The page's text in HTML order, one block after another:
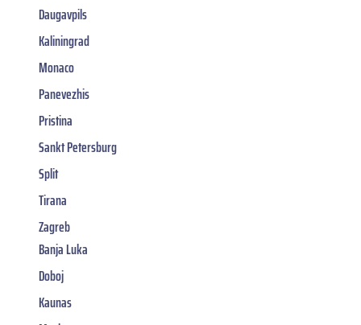
Daugavpils
Kaliningrad
Monaco
Panevezhis
Pristina
Sankt Petersburg
Split
Tirana
Zagreb
Banja Luka
Doboj
Kaunas